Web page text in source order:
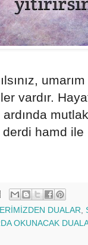
vardır.
derdi hamd
DUALAR
OKUNACAK